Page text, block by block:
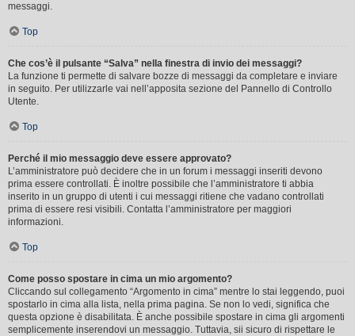
messaggi.
Top
Che cos’è il pulsante “Salva” nella finestra di invio dei messaggi?
La funzione ti permette di salvare bozze di messaggi da completare e inviare
in seguito. Per utilizzarle vai nell’apposita sezione del Pannello di Controllo
Utente.
Top
Perché il mio messaggio deve essere approvato?
L’amministratore può decidere che in un forum i messaggi inseriti devono
prima essere controllati. È inoltre possibile che l’amministratore ti abbia
inserito in un gruppo di utenti i cui messaggi ritiene che vadano controllati
prima di essere resi visibili. Contatta l’amministratore per maggiori
informazioni.
Top
Come posso spostare in cima un mio argomento?
Cliccando sul collegamento “Argomento in cima” mentre lo stai leggendo, puoi
spostarlo in cima alla lista, nella prima pagina. Se non lo vedi, significa che
questa opzione è disabilitata. È anche possibile spostare in cima gli argomenti
semplicemente inserendovi un messaggio. Tuttavia, sii sicuro di rispettare le